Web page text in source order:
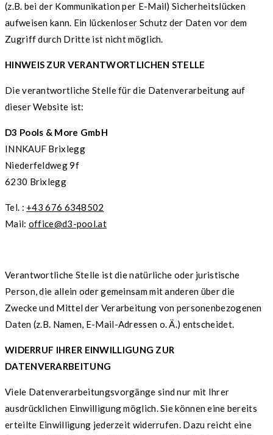
(z.B. bei der Kommunikation per E-Mail) Sicherheitslücken
aufweisen kann. Ein lückenloser Schutz der Daten vor dem
Zugriff durch Dritte ist nicht möglich.
HINWEIS ZUR VERANTWORTLICHEN STELLE
Die verantwortliche Stelle für die Datenverarbeitung auf
dieser Website ist:
D3 Pools & More GmbH
INNKAUF Brixlegg
Niederfeldweg 9f
6230 Brixlegg
Tel. : +43 676 6348502
Mail: office@d3-pool.at
Verantwortliche Stelle ist die natürliche oder juristische
Person, die allein oder gemeinsam mit anderen über die
Zwecke und Mittel der Verarbeitung von personenbezogenen
Daten (z.B. Namen, E-Mail-Adressen o. Ä.) entscheidet.
WIDERRUF IHRER EINWILLIGUNG ZUR
DATENVERARBEITUNG
Viele Datenverarbeitungsvorgänge sind nur mit Ihrer
ausdrücklichen Einwilligung möglich. Sie können eine bereits
erteilte Einwilligung jederzeit widerrufen. Dazu reicht eine